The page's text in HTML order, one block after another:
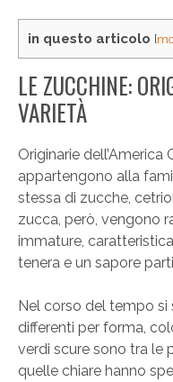
in questo articolo [
LE ZUCCHINE:
VARIETÀ
Originarie dell’America
appartengono alla
stessa di zucche,
zucca, però, vengono
immature,
tenera e un sapore
Nel corso del tempo si
differenti per forma,
verdi scure sono tra le
quelle chiare hanno